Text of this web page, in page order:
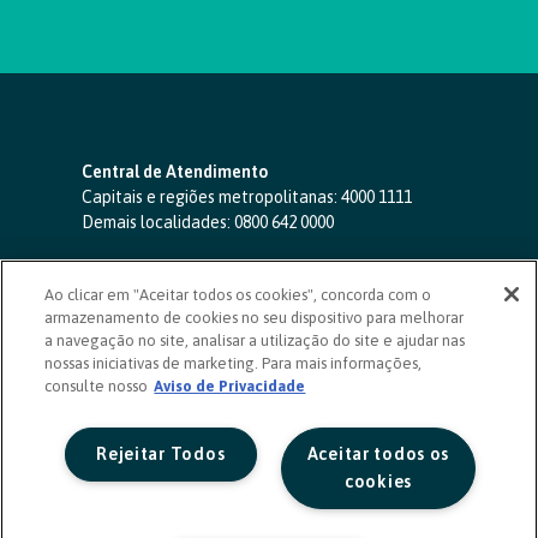
Central de Atendimento
Capitais e regiões metropolitanas: 4000 1111
Demais localidades: 0800 642 0000
SAC 24 horas-0800 724 4420
Ouvidoria
0800 725 0996
(de segunda a sexta, das 8h às 20h)
ouvidoriasicoob.com.br
Deficientes auditivos ou de fala
Ao clicar em "Aceitar todos os cookies", concorda com o
armazenamento de cookies no seu dispositivo para melhorar
a navegação no site, analisar a utilização do site e ajudar nas
nossas iniciativas de marketing. Para mais informações,
consulte nosso Aviso de Privacidade
Aceitar todos os
cookies
Rejeitar Todos